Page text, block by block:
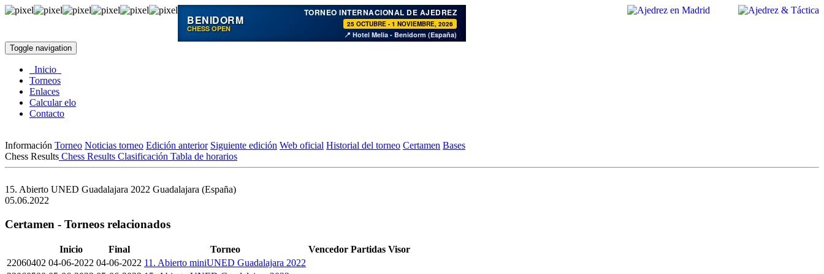
♞
BENIDORM
CHESS OPEN
TORNEO INTERNACIONAL DE AJEDREZ
25 OCTUBRE - 1 NOVIEMBRE, 2026
📍 Hotel Melia - Benidorm (España)
Toggle navigation
Inicio
Torneos
Enlaces
Calcular elo
Contacto
Información Torneo Noticias torneo Edición anterior Siguiente edición Web oficial Historial del torneo Certamen Bases
Chess Results Chess Results Clasificación Tabla de horarios
15. Abierto UNED Guadalajara 2022 Guadalajara (España)
05.06.2022
Certamen - Torneos relacionados
Inicio Final Torneo Vencedor Partidas Visor
22060402 04-06-2022 04-06-2022 11. Abierto miniUNED Guadalajara 2022